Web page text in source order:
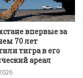
впервые за
70 лет
тигра в его
ареал